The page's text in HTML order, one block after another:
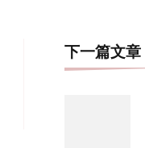
下一篇文章